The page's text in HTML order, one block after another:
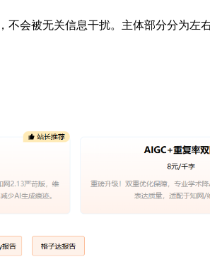
不会被无关信息干扰。主体部分分为左